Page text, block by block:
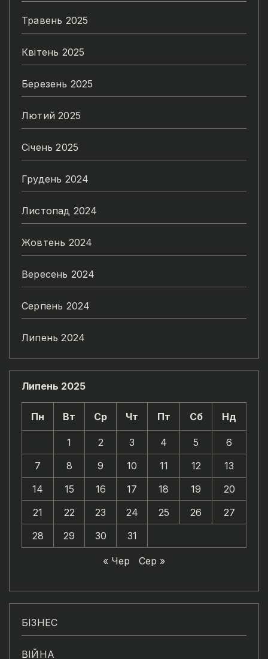
Травень 2025
Квітень 2025
Березень 2025
Лютий 2025
Січень 2025
Грудень 2024
Листопад 2024
Жовтень 2024
Вересень 2024
Серпень 2024
Липень 2024
Липень 2025
Пн Вт Ср Чт Пт Сб Нд
1 2 3 4 5
6
7
8 9 10 11 12
13
14
15 16 17 18 19
20
21
22 23 24 25 26
27
28
29 30 31
« Чер Сер »
БІЗНЕС
ВІЙНА